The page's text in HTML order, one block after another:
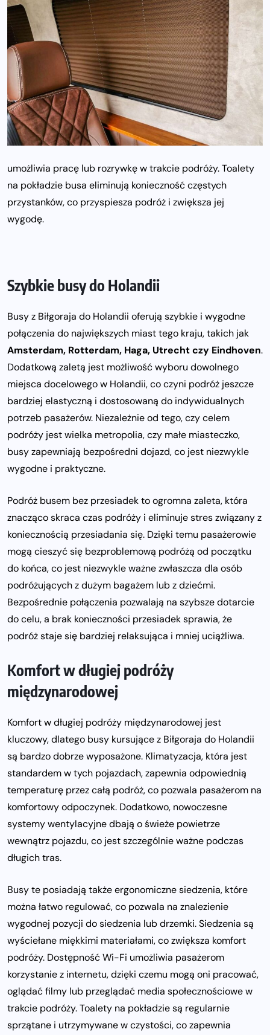
umożliwia pracę lub rozrywkę w trakcie podróży. Toalety
na pokładzie busa eliminują konieczność częstych
przystanków, co przyspiesza podróż i zwiększa jej
wygodę.
Szybkie busy do Holandii
Busy z Biłgoraja do Holandii oferują szybkie i wygodne
połączenia do największych miast tego kraju, takich jak
Amsterdam, Rotterdam, Haga, Utrecht czy Eindhoven.
Dodatkową zaletą jest możliwość wyboru dowolnego
miejsca docelowego w Holandii, co czyni podróż jeszcze
bardziej elastyczną i dostosowaną do indywidualnych
potrzeb pasażerów. Niezależnie od tego, czy celem
podróży jest wielka metropolia, czy małe miasteczko,
busy zapewniają bezpośredni dojazd, co jest niezwykle
wygodne i praktyczne.
Podróż busem bez przesiadek to ogromna zaleta, która
znacząco skraca czas podróży i eliminuje stres związany z
koniecznością przesiadania się. Dzięki temu pasażerowie
mogą cieszyć się bezproblemową podróżą od początku
do końca, co jest niezwykle ważne zwłaszcza dla osób
podróżujących z dużym bagażem lub z dziećmi.
Bezpośrednie połączenia pozwalają na szybsze dotarcie
do celu, a brak konieczności przesiadek sprawia, że
podróż staje się bardziej relaksująca i mniej uciążliwa.
Komfort w długiej podróży
międzynarodowej
Komfort w długiej podróży międzynarodowej jest
kluczowy, dlatego busy kursujące z Biłgoraja do Holandii
są bardzo dobrze wyposażone. Klimatyzacja, która jest
standardem w tych pojazdach, zapewnia odpowiednią
temperaturę przez całą podróż, co pozwala pasażerom na
komfortowy odpoczynek. Dodatkowo, nowoczesne
systemy wentylacyjne dbają o świeże powietrze
wewnątrz pojazdu, co jest szczególnie ważne podczas
długich tras.
Busy te posiadają także ergonomiczne siedzenia, które
można łatwo regulować, co pozwala na znalezienie
wygodnej pozycji do siedzenia lub drzemki. Siedzenia są
wyściełane miękkimi materiałami, co zwiększa komfort
podróży. Dostępność Wi-Fi umożliwia pasażerom
korzystanie z internetu, dzięki czemu mogą oni pracować,
oglądać filmy lub przeglądać media społecznościowe w
trakcie podróży. Toalety na pokładzie są regularnie
sprzątane i utrzymywane w czystości, co zapewnia